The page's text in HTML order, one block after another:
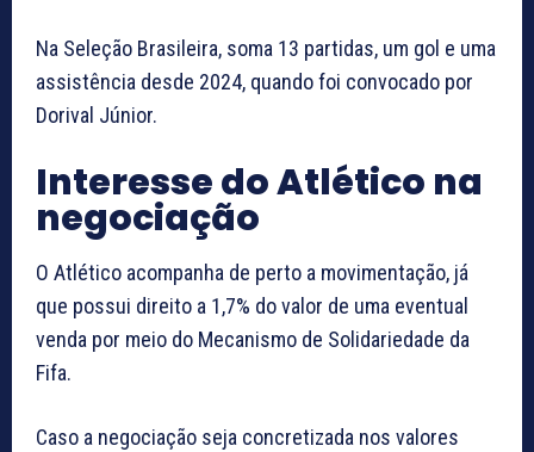
Na Seleção Brasileira, soma 13 partidas, um gol e uma
assistência desde 2024, quando foi convocado por
Dorival Júnior.
Interesse do Atlético na
negociação
O Atlético acompanha de perto a movimentação, já
que possui direito a 1,7% do valor de uma eventual
venda por meio do Mecanismo de Solidariedade da
Fifa.
Caso a negociação seja concretizada nos valores